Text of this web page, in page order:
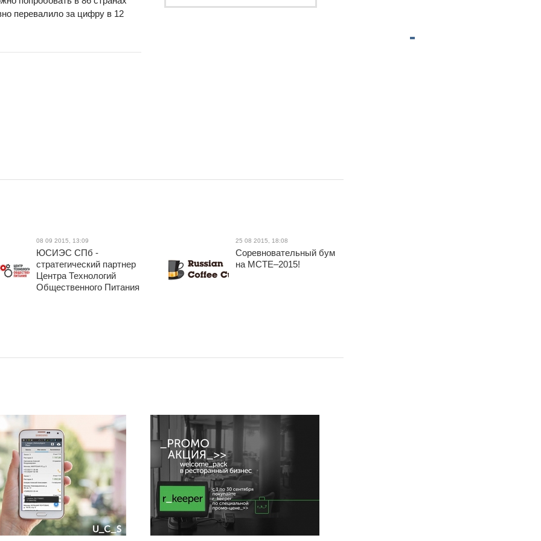
перевалило за цифру в 12
08 09 2015, 13:09
ЮСИЭС СПб -
стратегический партнер
Центра Технологий
Общественного Питания
25 08 2015, 18:08
Соревновательный бум
на МСТЕ–2015!